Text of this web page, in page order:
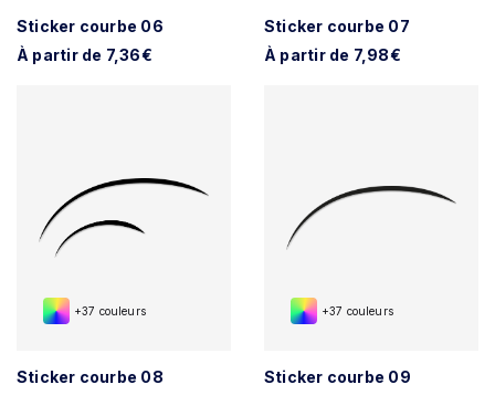
Sticker courbe 06
À partir de 7,36€
Sticker courbe 07
À partir de 7,98€
+37 couleurs
Sticker courbe 08
+37 couleurs
Sticker courbe 09